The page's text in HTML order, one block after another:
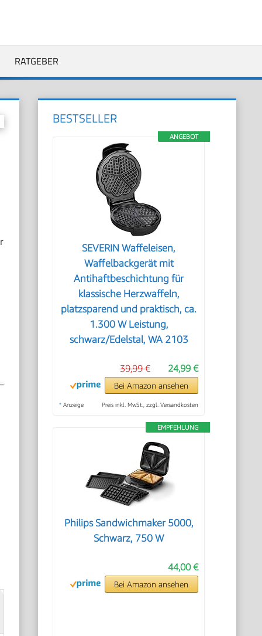
RATGEBER
BESTSELLER
ANGEBOT
SEVERIN Waffeleisen,
Waffelbackgerät mit
Antihaftbeschichtung für
klassische Herzwaffeln,
platzsparend und praktisch, ca.
1.300 W Leistung,
schwarz/Edelstal, WA 2103
24,99 €
39,99 €
Bei Amazon ansehen
* Anzeige Preis inkl. MwSt., zzgl. Versandkosten
EMPFEHLUNG
Philips Sandwichmaker 5000,
Schwarz, 750 W
44,00 €
Bei Amazon ansehen